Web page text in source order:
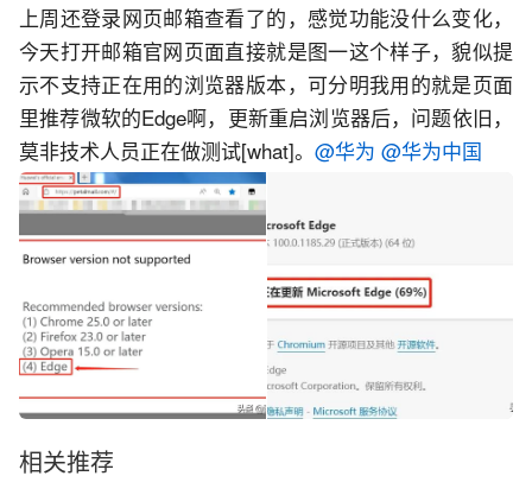
上周还登录网页邮箱查看了的，感觉功能没什么变化，
今天打开邮箱官网页面直接就是图一这个样子，貌似提
示不支持正在用的浏览器版本，可分明我用的就是页面
里推荐微软的Edge啊，更新重启浏览器后，问题依旧，
莫非技术人员正在做测试[what]。 @华为 @华为中国
相关推荐